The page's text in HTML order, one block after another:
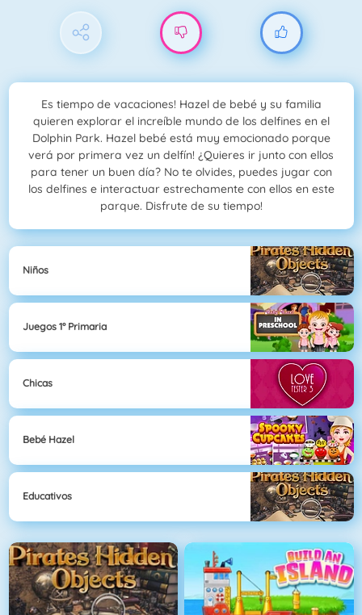
Es tiempo de vacaciones! Hazel de bebé y su familia
quieren explorar el increíble mundo de los delfines en el
Dolphin Park. Hazel bebé está muy emocionado porque
verá por primera vez un delfín! ¿Quieres ir junto con ellos
para tener un buen día? No te olvides, puedes jugar con
los delfines e interactuar estrechamente con ellos en este
parque. Disfrute de su tiempo!
Niños
Juegos 1° Primaria
Chicas
Bebé Hazel
Educativos